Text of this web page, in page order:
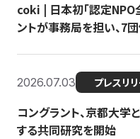
coki | 日本初「認定NPO
ントが事務局を担い、7
2026.07.03 プレスリ
コングラント、京都大学
する共同研究を開始